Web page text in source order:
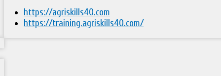
https://agriskills40.com
https://training.agriskills40.com/